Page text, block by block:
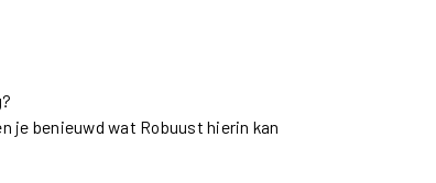
je benieuwd wat Robuust hierin kan